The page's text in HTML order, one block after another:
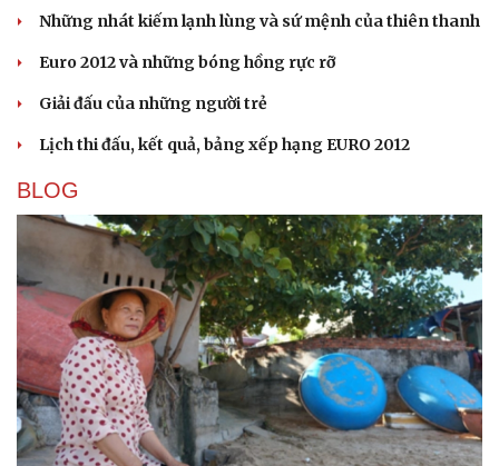
Những nhát kiếm lạnh lùng và sứ mệnh của thiên thanh
Euro 2012 và những bóng hồng rực rỡ
Giải đấu của những người trẻ
Lịch thi đấu, kết quả, bảng xếp hạng EURO 2012
BLOG